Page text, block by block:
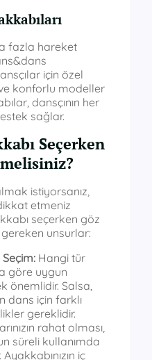
fazla hareket
için özel
konforlu modeller
dansçının her
sağlar.
Seçerken
istiyorsanız,
etmeniz
seçerken göz
unsurlar:
Hangi tür
göre uygun
önemlidir. Salsa,
dans için farklı
gereklidir.
rahat olması,
süreli kullanımda
iç